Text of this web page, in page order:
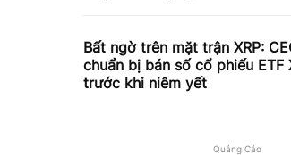
Bất ngờ trên mặt trận XRP:
chuẩn bị bán số cổ phiếu ETF
trước khi niêm yết
Quảng Cáo